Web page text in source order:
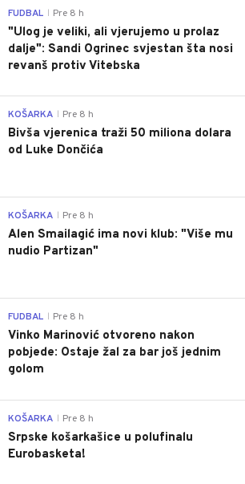
FUDBAL Pre 8 h
"Ulog je veliki, ali vjerujemo u prolaz
dalje": Sandi Ogrinec svjestan šta nosi
revanš protiv Vitebska
KOŠARKA Pre 8 h
Bivša vjerenica traži 50 miliona dolara
od Luke Dončića
KOŠARKA Pre 8 h
Alen Smailagić ima novi klub: "Više mu
nudio Partizan"
FUDBAL Pre 8 h
Vinko Marinović otvoreno nakon
pobjede: Ostaje žal za bar još jednim
golom
KOŠARKA Pre 8 h
Srpske košarkašice u polufinalu
Eurobasketa!